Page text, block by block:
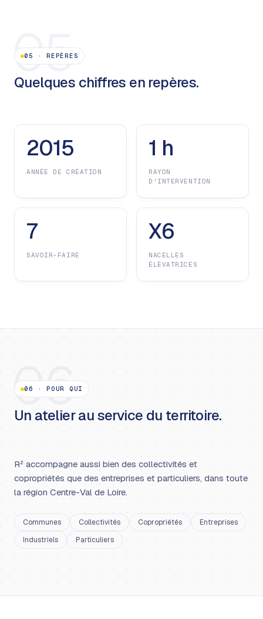
05
05 ·REPÈRES
Quelques chiffres en repères.
2015
ANNÉE DE CRÉATION
1 h
RAYON
D'INTERVENTION
7
SAVOIR-FAIRE
X6
NACELLES
ÉLÉVATRICES
06
06 ·POUR QUI
Un atelier au service du territoire.
R² accompagne aussi bien des collectivités et
copropriétés que des entreprises et particuliers, dans toute
la région Centre-Val de Loire.
Communes Collectivités Copropriétés
Entreprises
Industriels
Particuliers